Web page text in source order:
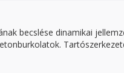
becslése dinamikai